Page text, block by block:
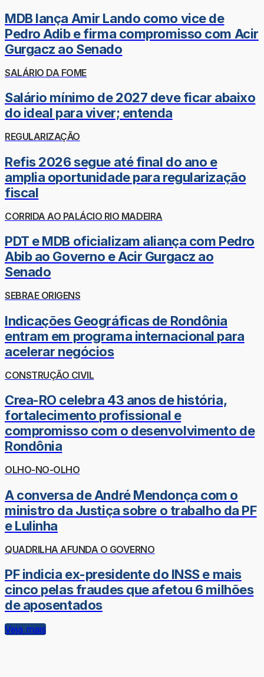
MDB lança Amir Lando como vice de
Pedro Adib e firma compromisso com Acir
Gurgacz ao Senado
SALÁRIO DA FOME
Salário mínimo de 2027 deve ficar abaixo
do ideal para viver; entenda
REGULARIZAÇÃO
Refis 2026 segue até final do ano e
amplia oportunidade para regularização
fiscal
CORRIDA AO PALÁCIO RIO MADEIRA
PDT e MDB oficializam aliança com Pedro
Abib ao Governo e Acir Gurgacz ao
Senado
SEBRAE ORIGENS
Indicações Geográficas de Rondônia
entram em programa internacional para
acelerar negócios
CONSTRUÇÃO CIVIL
Crea-RO celebra 43 anos de história,
fortalecimento profissional e
compromisso com o desenvolvimento de
Rondônia
OLHO-NO-OLHO
A conversa de André Mendonça com o
ministro da Justiça sobre o trabalho da PF
e Lulinha
QUADRILHA AFUNDA O GOVERNO
PF indicia ex-presidente do INSS e mais
cinco pelas fraudes que afetou 6 milhões
de aposentados
Veja mais